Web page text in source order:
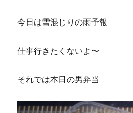
今日は雪混じりの雨予報
仕事行きたくないよ〜
それでは本日の男弁当